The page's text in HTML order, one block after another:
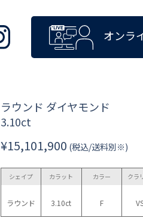
オンラ
ラウンド ダイヤモンド
3.10ct
¥15,101,900 (税込/送料別※)
シェイプ
ラウンド
カラット
3.10ct
カラー
F
クラ